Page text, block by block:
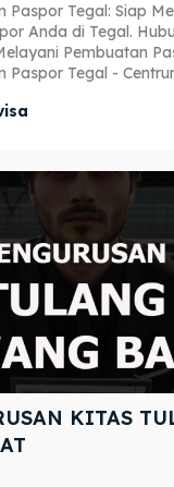
Paspor Tegal: Siap
Anda di Tegal.
Pembuatan
Paspor Tegal -
KITAS